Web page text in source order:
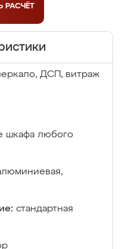
РАСЧЁТ
ДСП, витраж
шкафа любого
стандартная